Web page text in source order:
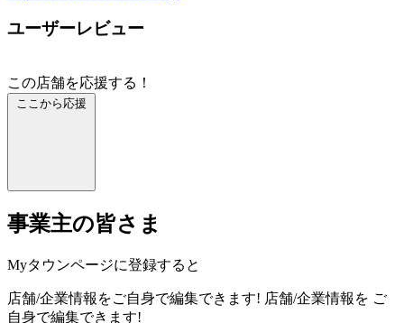
ユーザーレビュー
この店舗を応援する！
ここから応援
事業主の皆さま
Myタウンページに登録すると
店舗/企業情報をご自身で編集できます! 店舗/企業情報を ご
自身で編集できます!